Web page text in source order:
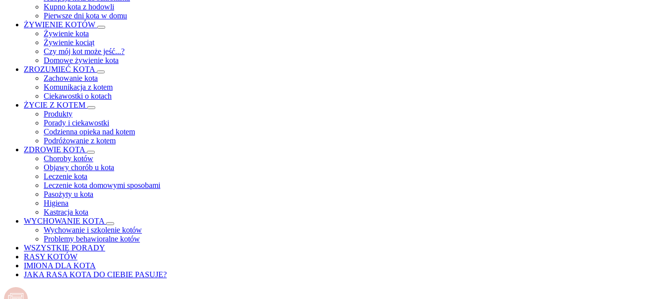
Kupno kota z hodowli
Pierwsze dni kota w domu
ŻYWIENIE KOTÓW
Żywienie kota
Żywienie kociąt
Czy mój kot może jeść...?
Domowe żywienie kota
ZROZUMIEĆ KOTA
Zachowanie kota
Komunikacja z kotem
Ciekawostki o kotach
ŻYCIE Z KOTEM
Produkty
Porady i ciekawostki
Codzienna opieka nad kotem
Podróżowanie z kotem
ZDROWIE KOTA
Choroby kotów
Objawy chorób u kota
Leczenie kota
Leczenie kota domowymi sposobami
Pasożyty u kota
Higiena
Kastracja kota
WYCHOWANIE KOTA
Wychowanie i szkolenie kotów
Problemy behawioralne kotów
WSZYSTKIE PORADY
RASY KOTÓW
IMIONA DLA KOTA
JAKA RASA KOTA DO CIEBIE PASUJE?